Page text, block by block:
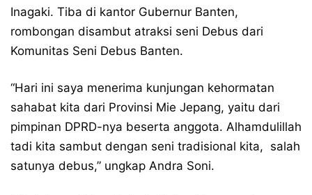
Inagaki. Tiba di kantor Gubernur Banten,
rombongan disambut atraksi seni Debus dari
Komunitas Seni Debus Banten.
“Hari ini saya menerima kunjungan kehormatan
sahabat kita dari Provinsi Mie Jepang, yaitu dari
pimpinan DPRD-nya beserta anggota. Alhamdulillah
tadi kita sambut dengan seni tradisional kita, salah
satunya debus,” ungkap Andra Soni.